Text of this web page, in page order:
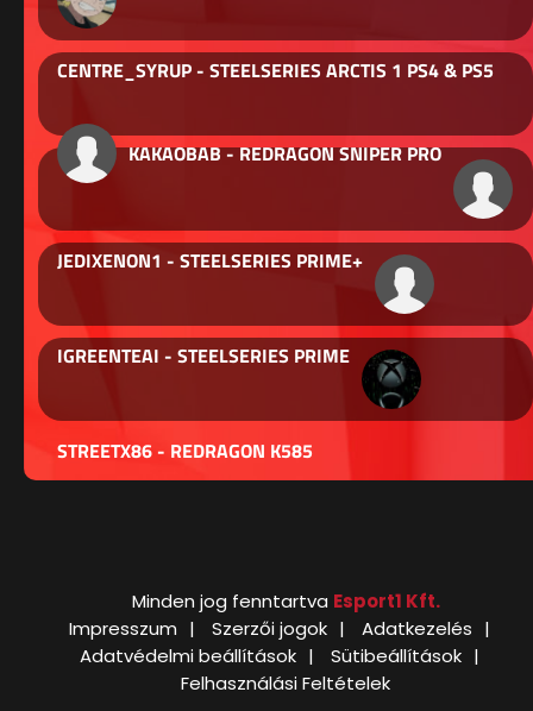
CENTRE_SYRUP - STEELSERIES ARCTIS 1 PS4 & PS5
KAKAOBAB - REDRAGON SNIPER PRO
JEDIXENON1 - STEELSERIES PRIME+
IGREENTEAI - STEELSERIES PRIME
STREETX86 - REDRAGON K585
Minden jog fenntartva Esport1 Kft.
Impresszum
Szerzői jogok
Adatkezelés
Adatvédelmi beállítások
Sütibeállítások
Felhasználási Feltételek